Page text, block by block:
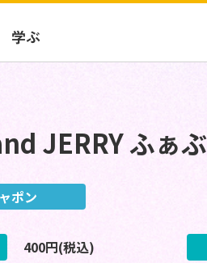
学ぶ
JERRY ふぁ
ポン
400円(税込)